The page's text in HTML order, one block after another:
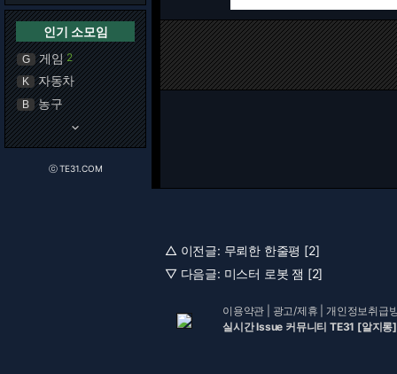
인기 소모임
G 게임 2
K 자동차
B 농구
keyboard_arrow_down
ⓒ TE31.COM
△ 이전글: 무뢰한 한줄평 [2]
▽ 다음글: 미스터 로봇 잼 [2]
이용약관 광고/제휴 |개인정보취급
실시간 Issue 커뮤니티 TE31 [알지